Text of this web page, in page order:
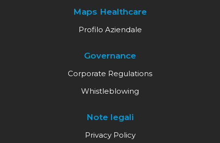
Maps Healthcare
Profilo Aziendale
Governance
Corporate Regulations
Whistleblowing
Note legali
Privacy Policy